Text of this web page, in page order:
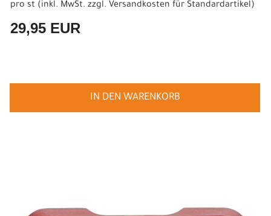
pro st (inkl. MwSt. zzgl. Versandkosten für Standardartikel)
29,95 EUR
IN DEN WARENKORB